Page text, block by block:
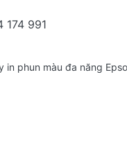
174 991
in phun màu đa năng